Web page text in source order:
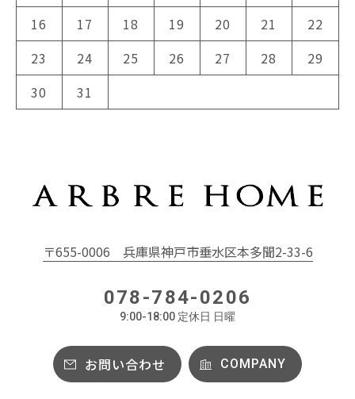
16
17 18 19 20 21
22
23
24 25 26 27 28
29
30
31
〒655-0006 兵庫県神戸市垂水区本多聞2-33-6
078-784-0206
9:00-18:00 定休日 日曜
お問い合わせ COMPANY